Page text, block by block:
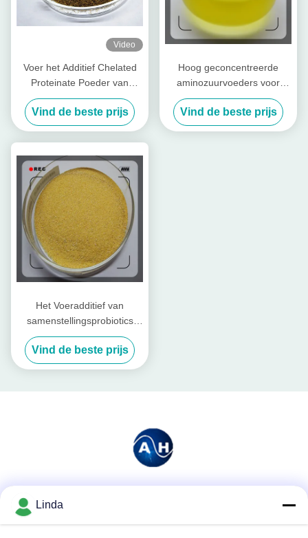
Video
Voer het Additief Chelated
Proteinate Poeder van
Zinkzn met Ruwe Proteïne
voor Voermolen
Vind de beste prijs
Hoog geconcentreerde
aminozuurvoeders voor
pluimvee en vee
Vind de beste prijs
Het Voeradditief van
samenstellingsprobiotics
voor Vee en Gevogelte
Vind de beste prijs
Linda